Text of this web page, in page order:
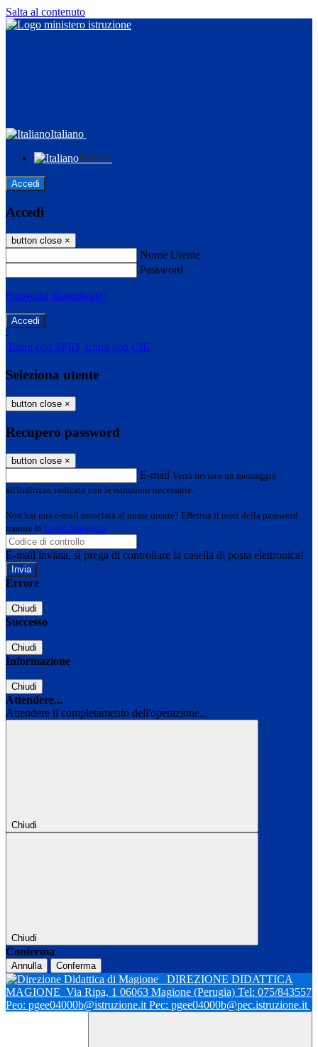
Salta al contenuto
Italiano
Italiano
Accedi
Accedi
button close ×
Nome Utente
Password
Password dimenticata?
-
Entra con SPID Entra con CIE
Seleziona utente
button close ×
Recupero password
button close ×
E-mail Verrà inviato un messaggio
all'indirizzo indicato con le istruzioni necessarie.
Non hai una e-mail associata al nome utente? Effettua il reset della password
tramite la Login Spaggiari
E-mail inviata, si prega di controllare la casella di posta elettronica!
Errore
Chiudi
Successo
Chiudi
Informazione
Chiudi
Attendere...
Attendere il completamento dell'operazione...
Chiudi
Chiudi
Conferma
Annulla Conferma
DIREZIONE DIDATTICA
MAGIONE Via Ripa, 1 06063 Magione (Perugia) Tel: 075/843557
Peo: pgee04000b@istruzione.it Pec: pgee04000b@pec.istruzione.it